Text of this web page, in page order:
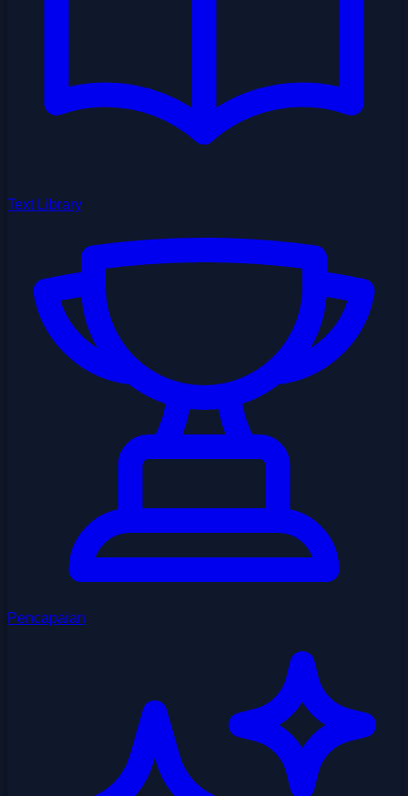
Text Library
Pencapaian